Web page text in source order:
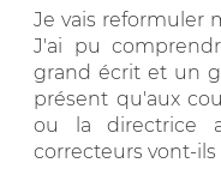
Je vais reformuler
J'ai pu
grand écrit et un
présent qu'aux
ou la directrice
correcteurs vont-